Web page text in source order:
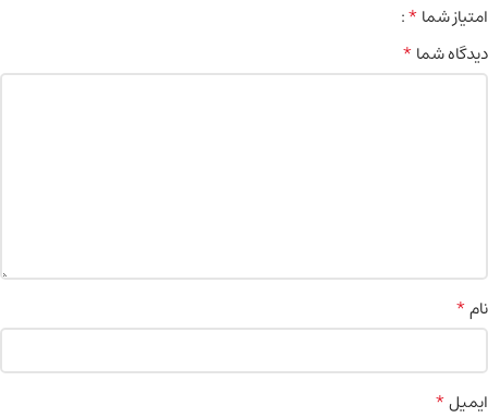
امتیاز شما*
دیدگاه شما*
نام*
ایمیل*